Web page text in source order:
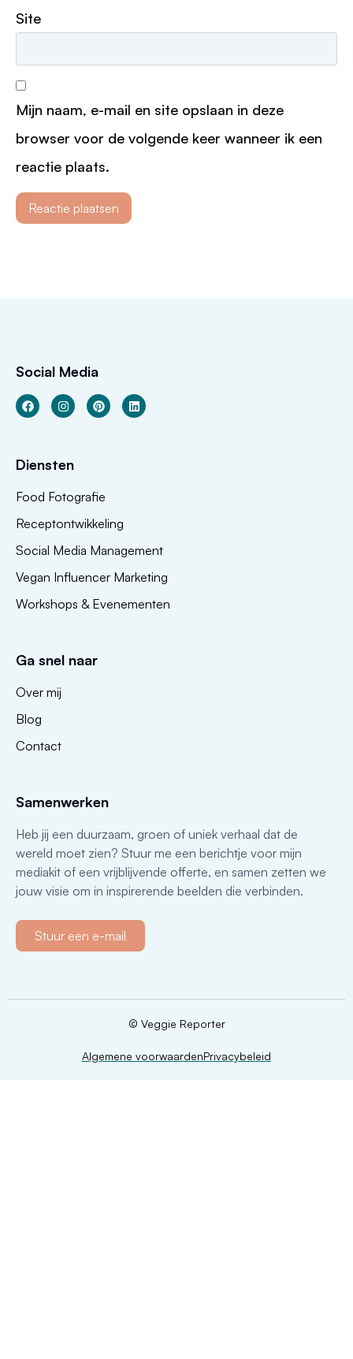
Site
Mijn naam, e-mail en site opslaan in deze
browser voor de volgende keer wanneer ik een
reactie plaats.
Social Media
Diensten
Food Fotografie
Receptontwikkeling
Social Media Management
Vegan Influencer Marketing
Workshops & Evenementen
Ga snel naar
Over mij
Blog
Contact
Samenwerken
Heb jij een duurzaam, groen of uniek verhaal dat de
wereld moet zien? Stuur me een berichtje voor mijn
mediakit of een vrijblijvende offerte, en samen zetten we
jouw visie om in inspirerende beelden die verbinden.
Stuur een e-mail
© Veggie Reporter
Algemene voorwaardenPrivacybeleid